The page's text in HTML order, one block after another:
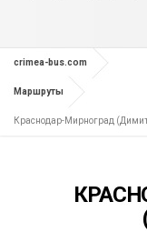
crimea-bus.com
Маршруты
Краснодар-Мирноград